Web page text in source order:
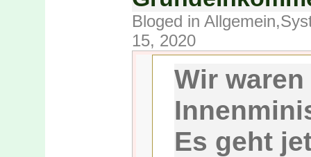
Bloged in Allgemein,
15, 2020
Wir
Es geht